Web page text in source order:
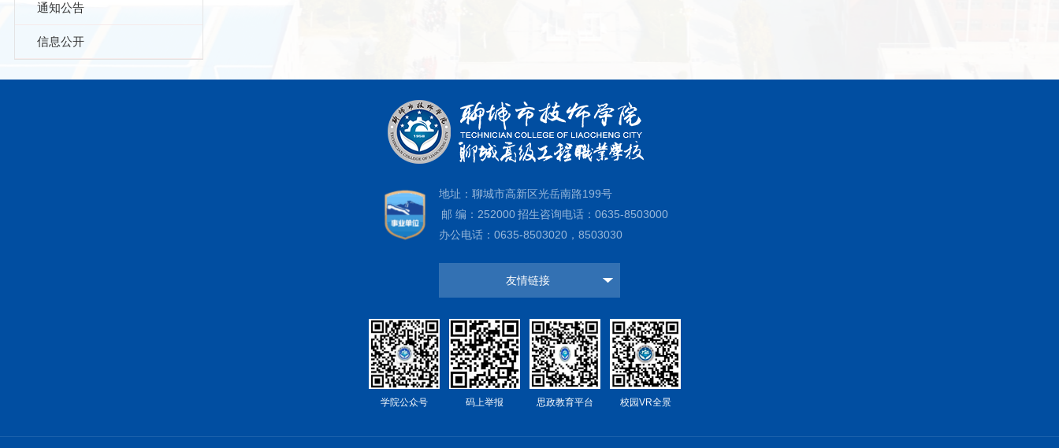
通知公告
信息公开
地址：聊城市高新区光岳南路199号
邮 编：252000招生咨询电话：0635-8503000
办公电话：0635-8503020，8503030
友情链接
学院公众号 码上举报 思政教育平台 校园VR全景